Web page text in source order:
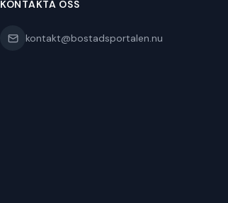
KONTAKTA OSS
kontakt@bostadsportalen.nu